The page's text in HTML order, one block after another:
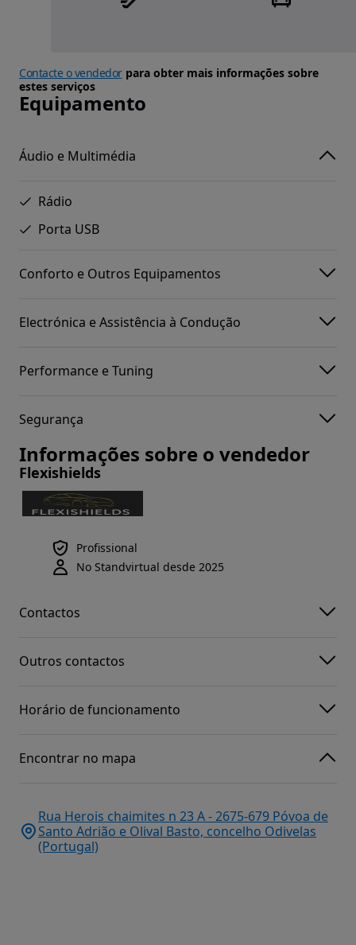
Contacte o vendedorpara obter mais informações sobre
estes serviços
Equipamento
Áudio e Multimédia
Rádio
Porta USB
Conforto e Outros Equipamentos
Electrónica e Assistência à Condução
Performance e Tuning
Segurança
Informações sobre o vendedor
Flexishields
Profissional
No Standvirtual desde 2025
Contactos
Outros contactos
Horário de funcionamento
Encontrar no mapa
Rua Herois chaimites n 23 A - 2675-679 Póvoa de
Santo Adrião e Olival Basto, concelho Odivelas
(Portugal)